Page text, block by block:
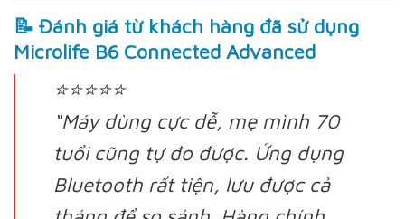
📝 Đánh giá từ khách hàng đã sử dụng
Microlife B6 Connected Advanced
⭐⭐⭐⭐⭐
“Máy dùng cực dễ, mẹ mình 70
tuổi cũng tự đo được. Ứng dụng
Bluetooth rất tiện, lưu được cả